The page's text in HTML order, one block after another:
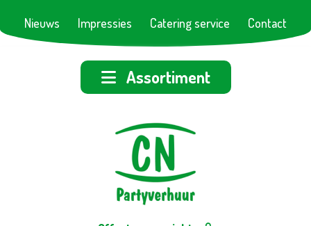
Nieuws Impressies Catering service Contact
Assortiment